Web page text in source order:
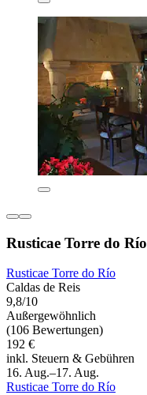
Rusticae Torre do Río
Rusticae Torre do Río
Caldas de Reis
9,8/10
Außergewöhnlich
(106 Bewertungen)
192 €
inkl. Steuern & Gebühren
16. Aug.–17. Aug.
Rusticae Torre do Río